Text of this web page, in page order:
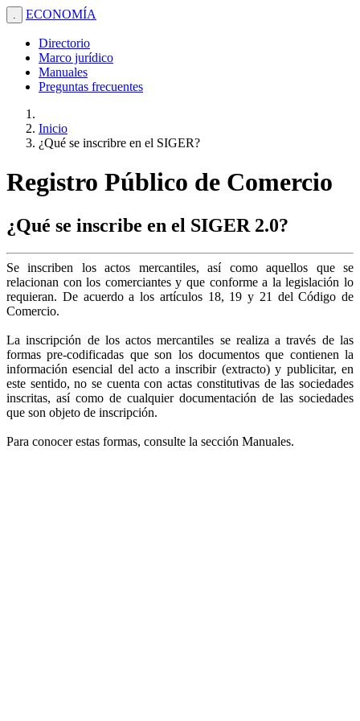
. ECONOMÍA
Directorio
Marco jurídico
Manuales
Preguntas frecuentes
Inicio
¿Qué se inscribre en el SIGER?
Registro Público de Comercio
¿Qué se inscribe en el SIGER 2.0?
Se inscriben los actos mercantiles, así como aquellos que se
relacionan con los comerciantes y que conforme a la legislación lo
requieran. De acuerdo a los artículos 18, 19 y 21 del Código de
Comercio.
La inscripción de los actos mercantiles se realiza a través de las
formas pre-codificadas que son los documentos que contienen la
información esencial del acto a inscribir (extracto) y publicitar, en
este sentido, no se cuenta con actas constitutivas de las sociedades
inscritas, así como de cualquier documentación de las sociedades
que son objeto de inscripción.
Para conocer estas formas, consulte la sección Manuales.